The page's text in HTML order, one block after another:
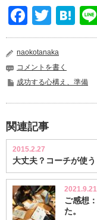
naokotanaka
コメントを書く
成功する心構え、準備
関連記事
2015.2.27
大丈夫？コーチが使
2021.9.21
ご感想
た。